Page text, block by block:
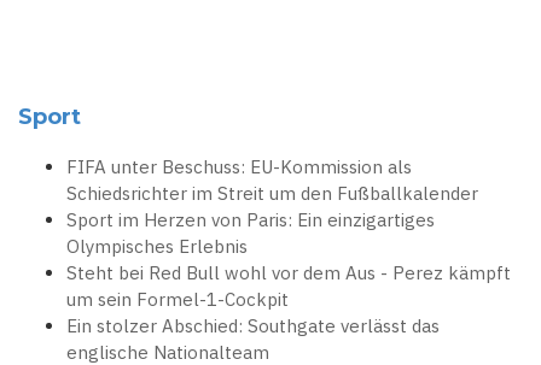
Sport
FIFA unter Beschuss: EU-Kommission als
Schiedsrichter im Streit um den Fußballkalender
Sport im Herzen von Paris: Ein einzigartiges
Olympisches Erlebnis
Steht bei Red Bull wohl vor dem Aus - Perez kämpft
um sein Formel-1-Cockpit
Ein stolzer Abschied: Southgate verlässt das
englische Nationalteam